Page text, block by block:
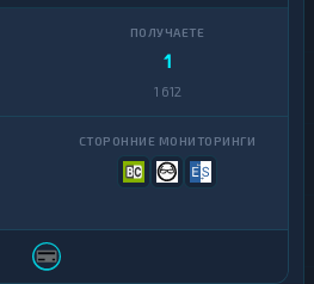
1
1 612